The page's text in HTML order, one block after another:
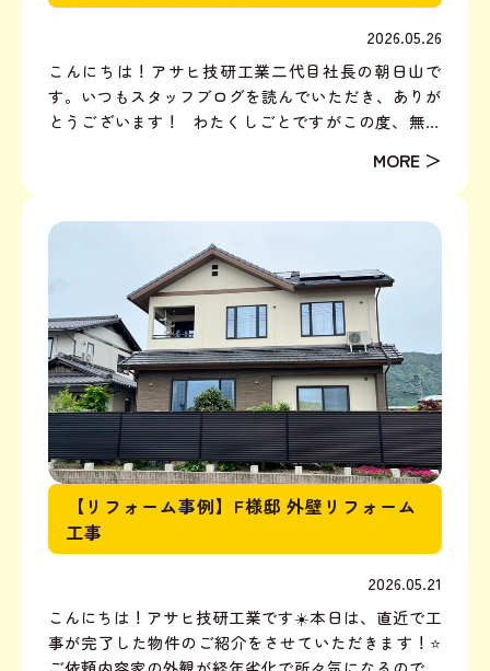
2026.05.26
こんにちは！アサヒ技研工業二代目社長の朝日山で
す。いつもスタッフブログを読んでいただき、ありが
とうございます！ わたくしごとですがこの度、無事
りましたー！この子達のためにもますますお仕事がん
す！さて。...
【リフォーム事例】F様邸 外壁リフォーム
工事
2026.05.21
こんにちは！アサヒ技研工業です☀️本日は、直近で工
事が完了した物件のご紹介をさせていただきます！⭐